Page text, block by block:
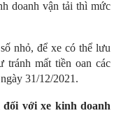
doanh vận tải thì mức
nhỏ, để xe có thể lưu
tránh mất tiền oan các
31/12/2021.
với xe kinh doanh